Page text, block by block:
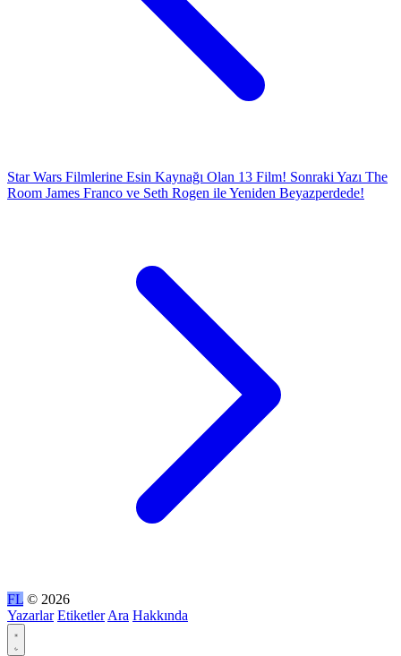
Star Wars Filmlerine Esin Kaynağı Olan 13 Film! Sonraki Yazı The
Room James Franco ve Seth Rogen ile Yeniden Beyazperdede!
FL © 2026
Yazarlar Etiketler Ara Hakkında